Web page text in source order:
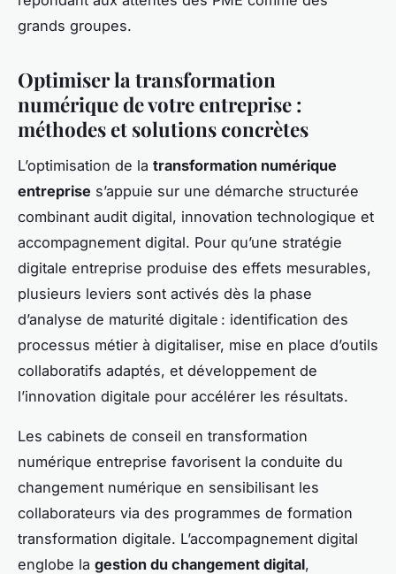
grands groupes.
Optimiser la transformation
numérique de votre entreprise :
méthodes et solutions concrètes
L’optimisation de la transformation numérique
entreprise s’appuie sur une démarche structurée
combinant audit digital, innovation technologique et
accompagnement digital. Pour qu’une stratégie
digitale entreprise produise des effets mesurables,
plusieurs leviers sont activés dès la phase
d’analyse de maturité digitale : identification des
processus métier à digitaliser, mise en place d’outils
collaboratifs adaptés, et développement de
l’innovation digitale pour accélérer les résultats.
Les cabinets de conseil en transformation
numérique entreprise favorisent la conduite du
changement numérique en sensibilisant les
collaborateurs via des programmes de formation
transformation digitale. L’accompagnement digital
englobe la gestion du changement digital,